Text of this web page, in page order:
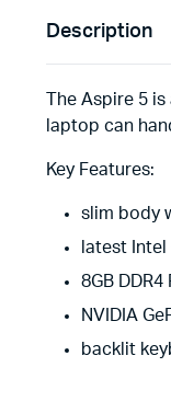
Description
The Aspire 5
laptop can
Key Features:
slim body
latest
8GB DDR4
NVIDIA
backlit